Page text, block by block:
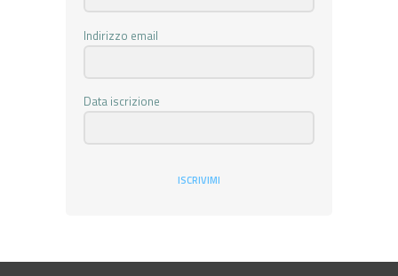
Indirizzo email
Data iscrizione
ISCRIVIMI